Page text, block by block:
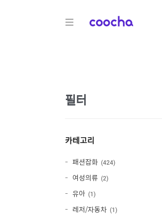
COOCHA
필터
카테고리
패션잡화 424
여성의류 2
유아 1
레저/자동차 1